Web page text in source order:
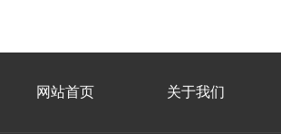
网站首页 关于我们